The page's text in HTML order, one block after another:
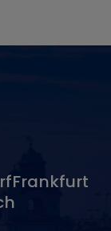
Frankfurt